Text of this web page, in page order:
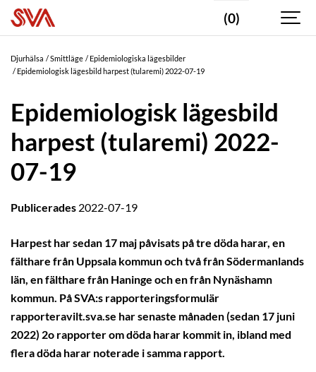
(0)
Djurhälsa Smittläge
Epidemiologiska lägesbilder
Epidemiologisk lägesbild harpest (tularemi) 2022-07-19
Epidemiologisk lägesbild
harpest (tularemi) 2022-
07-19
Publicerades 2022-07-19
Harpest har sedan 17 maj påvisats på tre döda harar, en
fälthare från Uppsala kommun och två från Södermanlands
län, en fälthare från Haninge och en från Nynäshamn
kommun. På SVA:s rapporteringsformulär
rapporteravilt.sva.se har senaste månaden (sedan 17 juni
2022) 2o rapporter om döda harar kommit in, ibland med
flera döda harar noterade i samma rapport.